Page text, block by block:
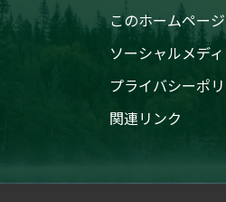
大気汚染・温暖化関連
変換赤外分光計測技術
的環境監視計測技術先
国立環境研究所特別研究報告
このホームペー
ソーシャルメデ
プライバシーポ
関連リンク